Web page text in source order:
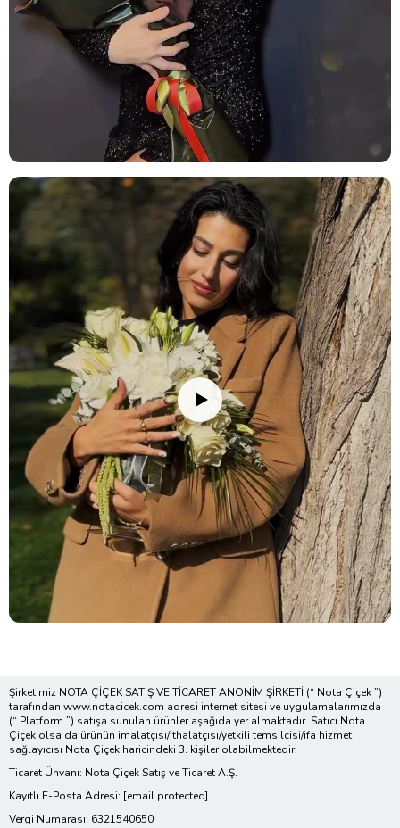
Şirketimiz NOTA ÇİÇEK SATIŞ VE TİCARET ANONİM ŞİRKETİ (“ Nota Çiçek ”)
tarafından www.notacicek.com adresi internet sitesi ve uygulamalarımızda
(“ Platform ”) satışa sunulan ürünler aşağıda yer almaktadır. Satıcı Nota
Çiçek olsa da ürünün imalatçısı/ithalatçısı/yetkili temsilcisi/ifa hizmet
sağlayıcısı Nota Çiçek haricindeki 3. kişiler olabilmektedir.
Ticaret Ünvanı: Nota Çiçek Satış ve Ticaret A.Ş.
Kayıtlı E-Posta Adresi: [email protected]
Vergi Numarası: 6321540650